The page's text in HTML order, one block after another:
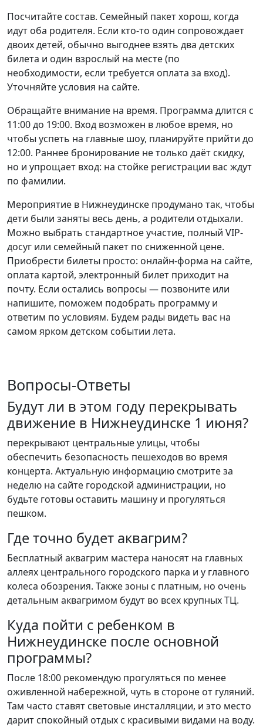
Посчитайте состав. Семейный пакет хорош, когда
идут оба родителя. Если кто-то один сопровождает
двоих детей, обычно выгоднее взять два детских
билета и один взрослый на месте (по
необходимости, если требуется оплата за вход).
Уточняйте условия на сайте.
Обращайте внимание на время. Программа длится с
11:00 до 19:00. Вход возможен в любое время, но
чтобы успеть на главные шоу, планируйте прийти до
12:00. Раннее бронирование не только даёт скидку,
но и упрощает вход: на стойке регистрации вас ждут
по фамилии.
Мероприятие в Нижнеудинске продумано так, чтобы
дети были заняты весь день, а родители отдыхали.
Можно выбрать стандартное участие, полный VIP-
досуг или семейный пакет по сниженной цене.
Приобрести билеты просто: онлайн-форма на сайте,
оплата картой, электронный билет приходит на
почту. Если остались вопросы — позвоните или
напишите, поможем подобрать программу и
ответим по условиям. Будем рады видеть вас на
самом ярком детском событии лета.
Вопросы-Ответы
Будут ли в этом году перекрывать
движение в Нижнеудинске 1 июня?
перекрывают центральные улицы, чтобы
обеспечить безопасность пешеходов во время
концерта. Актуальную информацию смотрите за
неделю на сайте городской администрации, но
будьте готовы оставить машину и прогуляться
пешком.
Где точно будет аквагрим?
Бесплатный аквагрим мастера наносят на главных
аллеях центрального городского парка и у главного
колеса обозрения. Также зоны с платным, но очень
детальным аквагримом будут во всех крупных ТЦ.
Куда пойти с ребенком в
Нижнеудинске после основной
программы?
После 18:00 рекомендую прогуляться по менее
оживленной набережной, чуть в стороне от гуляний.
Там часто ставят световые инсталляции, и это место
дарит спокойный отдых с красивыми видами на воду.